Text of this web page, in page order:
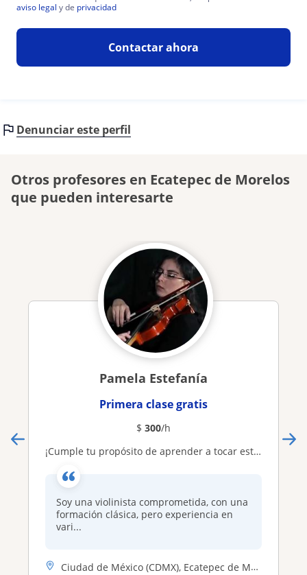
aviso legal y de privacidad
Contactar ahora
Denunciar este perfil
Otros profesores en Ecatepec de Morelos
que pueden interesarte
Pamela Estefanía
Primera clase gratis
$ 300/h
¡Cumple tu propósito de aprender a tocar este hermoso instrumento!
Soy una violinista comprometida, con una
formación clásica, pero experiencia en
vari...
Ciudad de México (CDMX), Ecatepec de Morelos, Gustavo A. Madero